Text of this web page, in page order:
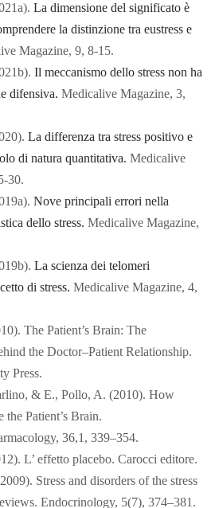
La dimensione del significato è
la distinzione tra eustress e
Magazine, 9, 8-15.
Il meccanismo dello stress non ha
difensiva. Medicalive Magazine, 3,
La differenza tra stress positivo e
di natura quantitativa. Medicalive
30.
Nove principali errori nella
dello stress. Medicalive Magazine,
La scienza dei telomeri
di stress. Medicalive Magazine, 4,
The Patient’s Brain: The
the Doctor–Patient Relationship.
Press.
& E., Pollo, A. (2010). How
the Patient’s Brain.
36,1, 339–354.
L’ effetto placebo. Carocci editore.
Stress and disorders of the stress
Endocrinology, 5(7), 374–381.